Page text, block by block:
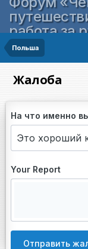
работа за
Польша
Жалоба
На что именно
Your Report
Отправить